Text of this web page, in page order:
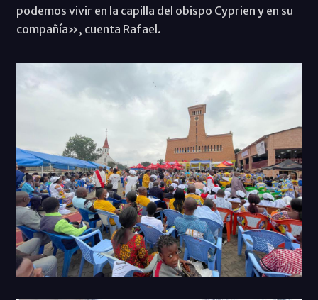
podemos vivir en la capilla del obispo Cyprien y en su
compañía», cuenta Rafael.